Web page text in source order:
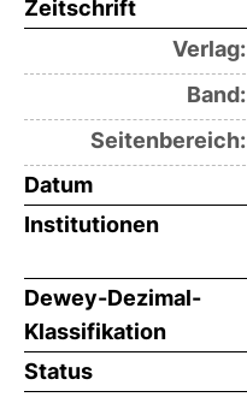
Zeitschrift
Verlag:
Band:
Seitenbereich:
Datum
Institutionen
Dewey-Dezimal-
Klassifikation
Status